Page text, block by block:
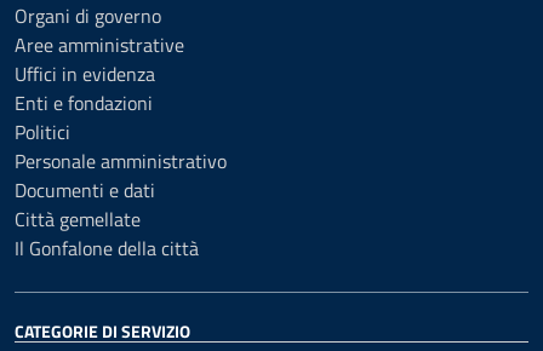
Organi di governo
Aree amministrative
Uffici in evidenza
Enti e fondazioni
Politici
Personale amministrativo
Documenti e dati
Città gemellate
Il Gonfalone della città
CATEGORIE DI SERVIZIO